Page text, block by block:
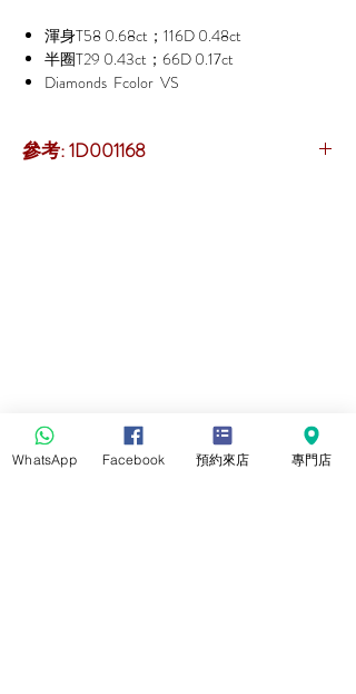
渾身T58 0.68ct；116D 0.48ct
半圈T29 0.43ct；66D 0.17ct
Diamonds Fcolor VS
參考: 1D001168
WhatsApp Facebook 預約來店 專門店